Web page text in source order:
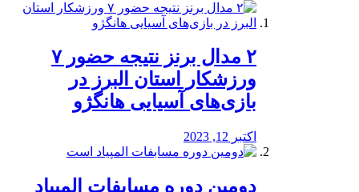
۲ مدال برنز نتیجه حضور ۷
ورزشکار استان البرز در
بازی‌های آسیایی هانگژو
اکتبر 12, 2023
دومین دوره مسابفات المپیاد